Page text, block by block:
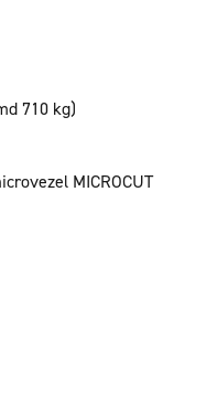
710 kg)
MICROCUT